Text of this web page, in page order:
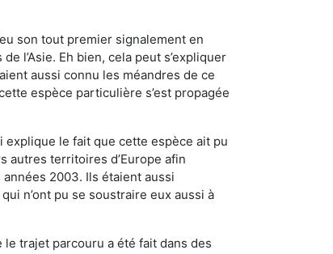
son tout premier signalement en
l’Asie. Eh bien, cela peut s’expliquer
aussi connu les méandres de ce
espèce particulière s’est propagée
explique le fait que cette espèce ait pu
autres territoires d’Europe afin
2003. Ils étaient aussi
n’ont pu se soustraire eux aussi à
trajet parcouru a été fait dans des